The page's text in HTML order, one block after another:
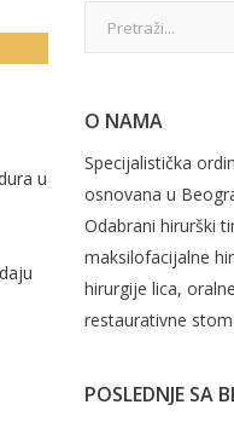
u
O NAMA
Specijalistička
osnovana u
Odabrani hirurški
maksilofacijalne
hirurgije lica,
restaurativne
POSLEDNJE SA